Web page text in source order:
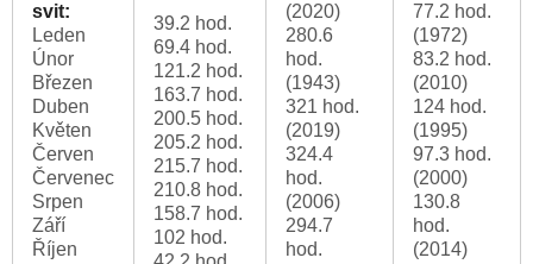
svit:
Leden
Únor
Březen
Duben
Květen
Červen
Červenec
Srpen
Září
Říjen
39.2 hod.
69.4 hod.
121.2 hod.
163.7 hod.
200.5 hod.
205.2 hod.
215.7 hod.
210.8 hod.
158.7 hod.
102 hod.
(2020)
280.6
hod.
(1943)
321 hod.
(2019)
324.4
hod.
(2006)
294.7
hod.
77.2 hod.
(1972)
83.2 hod.
(2010)
124 hod.
(1995)
97.3 hod.
(2000)
130.8
hod.
(2014)